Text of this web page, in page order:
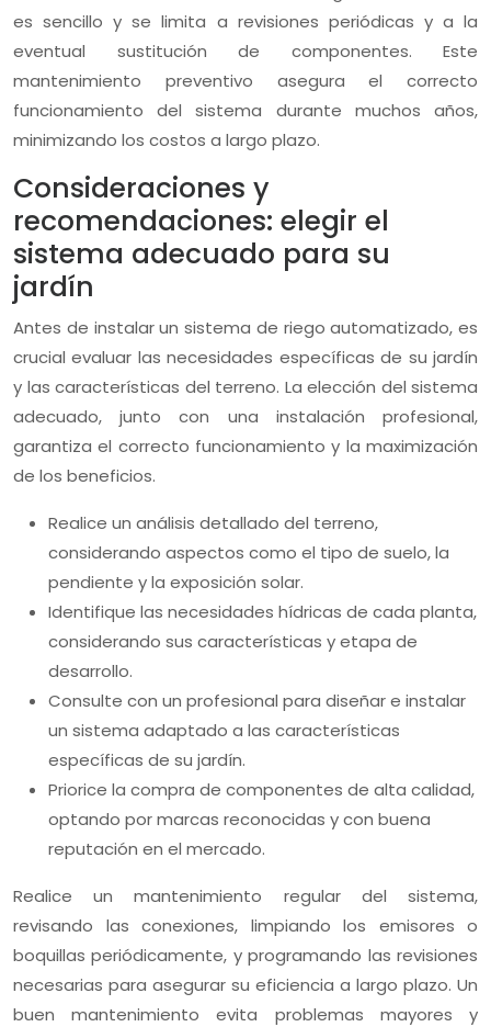
es sencillo y se limita a revisiones periódicas y a la
eventual sustitución de componentes. Este
mantenimiento preventivo asegura el correcto
funcionamiento del sistema durante muchos años,
minimizando los costos a largo plazo.
Consideraciones y
recomendaciones: elegir el
sistema adecuado para su
jardín
Antes de instalar un sistema de riego automatizado, es
crucial evaluar las necesidades específicas de su jardín
y las características del terreno. La elección del sistema
adecuado, junto con una instalación profesional,
garantiza el correcto funcionamiento y la maximización
de los beneficios.
Realice un análisis detallado del terreno,
considerando aspectos como el tipo de suelo, la
pendiente y la exposición solar.
Identifique las necesidades hídricas de cada planta,
considerando sus características y etapa de
desarrollo.
Consulte con un profesional para diseñar e instalar
un sistema adaptado a las características
específicas de su jardín.
Priorice la compra de componentes de alta calidad,
optando por marcas reconocidas y con buena
reputación en el mercado.
Realice un mantenimiento regular del sistema,
revisando las conexiones, limpiando los emisores o
boquillas periódicamente, y programando las revisiones
necesarias para asegurar su eficiencia a largo plazo. Un
buen mantenimiento evita problemas mayores y